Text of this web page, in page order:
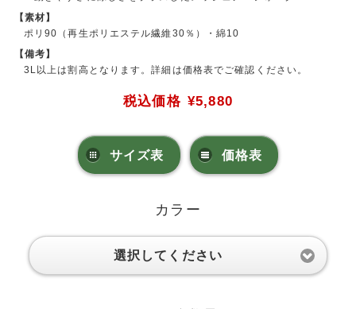
【素材】
ポリ90（再生ポリエステル繊維30％）・綿10
【備考】
3L以上は割高となります。詳細は価格表でご確認ください。
税込価格 ¥5,880
サイズ表 価格表
カラー
選択してください